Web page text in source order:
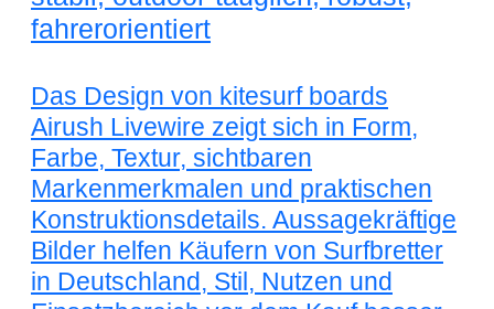
fahrerorientiert
Das Design von kitesurf boards
Airush Livewire zeigt sich in Form,
Farbe, Textur, sichtbaren
Markenmerkmalen und praktischen
Konstruktionsdetails. Aussagekräftige
Bilder helfen Käufern von Surfbretter
in Deutschland, Stil, Nutzen und